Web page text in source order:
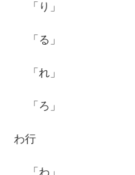
「り」
「る」
「れ」
「ろ」
わ行
「わ」